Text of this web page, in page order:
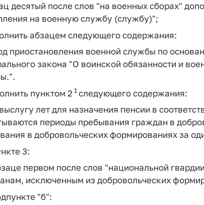
десятый после слов "на военных сборах"
на военную службу (службу)";
абзацем следующего содержания:
приостановления военной службы по
закона "О воинской обязанности и
пунктом 2 1 следующего содержания:
лет для назначения пенсии в
периоды пребывания граждан в
в добровольческих формированиях за
3:
первом после слов "национальной
исключенным из добровольческих
"б":